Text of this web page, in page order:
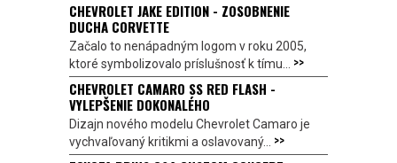
CHEVROLET JAKE EDITION - ZOSOBNENIE
DUCHA CORVETTE
Začalo to nenápadným logom v roku 2005,
ktoré symbolizovalo príslušnosť k tímu... >>
CHEVROLET CAMARO SS RED FLASH -
VYLEPŠENIE DOKONALÉHO
Dizajn nového modelu Chevrolet Camaro je
vychvaľovaný kritikmi a oslavovaný... >>